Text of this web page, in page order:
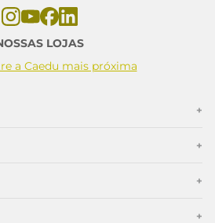
LOJAS
a Caedu mais próxima
+
+
+
+